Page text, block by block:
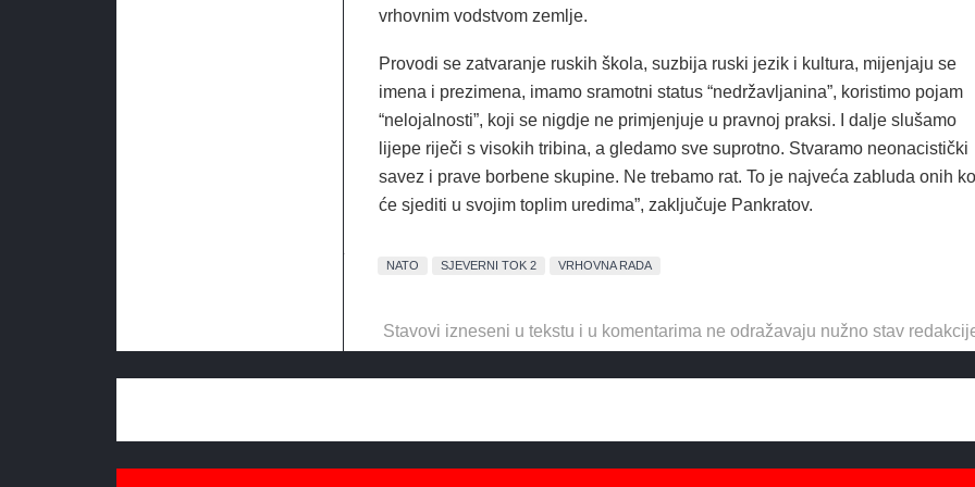
vrhovnim vodstvom zemlje.
Provodi se zatvaranje ruskih škola, suzbija ruski jezik i kultura, mijenjaju se
imena i prezimena, imamo sramotni status “nedržavljanina”, koristimo pojam
“nelojalnosti”, koji se nigdje ne primjenjuje u pravnoj praksi. I dalje slušamo
lijepe riječi s visokih tribina, a gledamo sve suprotno. Stvaramo neonacistički
savez i prave borbene skupine. Ne trebamo rat. To je najveća zabluda onih
će sjediti u svojim toplim uredima”, zaključuje Pankratov.
NATO SJEVERNI TOK 2 VRHOVNA RADA
Stavovi izneseni u tekstu i u komentarima ne odražavaju nužno stav